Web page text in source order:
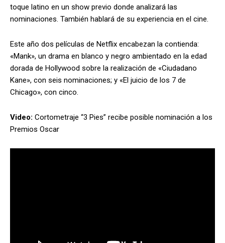
toque latino en un show previo donde analizará las
nominaciones. También hablará de su experiencia en el cine.
Este año dos películas de Netflix encabezan la contienda:
«Mank», un drama en blanco y negro ambientado en la edad
dorada de Hollywood sobre la realización de «Ciudadano
Kane», con seis nominaciones; y «El juicio de los 7 de
Chicago», con cinco.
Video: Cortometraje “3 Pies” recibe posible nominación a los
Premios Oscar